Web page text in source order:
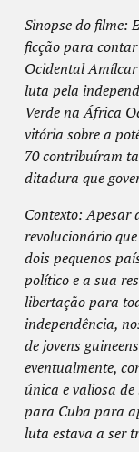
Sinopse do filme:
ficção para
Ocidental
luta pela
Verde na África
vitória sobre a
70 contribuíram
ditadura que
Contexto: Apesar
revolucionário
dois pequenos
político e a sua
libertação para
independência,
de jovens
eventualmente,
única e valiosa
para Cuba para
luta estava a ser